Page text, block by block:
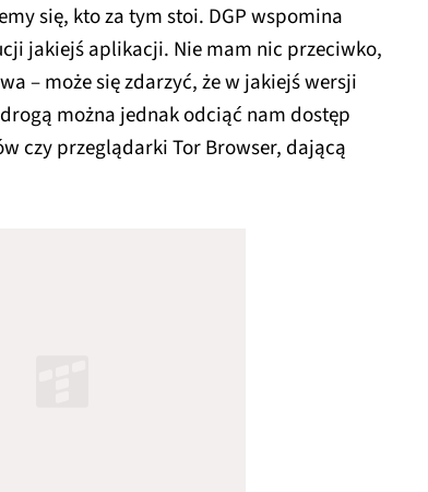
się, kto za tym stoi. DGP wspomina
jakiejś aplikacji. Nie mam nic przeciwko,
– może się zdarzyć, że w jakiejś wersji
można jednak odciąć nam dostęp
czy przeglądarki Tor Browser, dającą